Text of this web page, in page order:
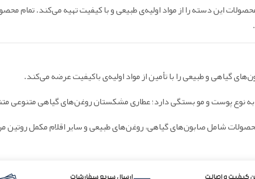
این دسته را از مواد اولیه‌ی طبیعی و با کیفیت تهیه می‌کند. تمام
گیاهی و طبیعی را با تأمین از مواد اولیه‌ی باکیفیت عرضه می‌کند.
نوع پوست و مو بستگی دارد؛ عطاری مشکستان روغن‌های گیاهی متنوعی
شامل صابون‌های گیاهی، روغن‌های طبیعی و سایر اقلام مکمل